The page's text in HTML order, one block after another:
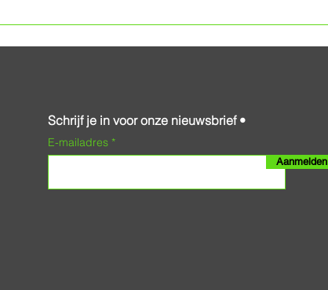
Schrijf je in voor onze nieuwsbrief •
E-mailadres
Aanmelden